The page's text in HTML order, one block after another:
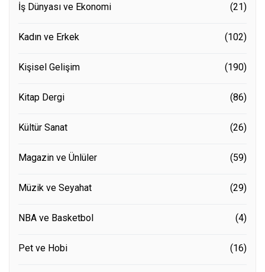
İş Dünyası ve Ekonomi (21)
Kadın ve Erkek (102)
Kişisel Gelişim (190)
Kitap Dergi (86)
Kültür Sanat (26)
Magazin ve Ünlüler (59)
Müzik ve Seyahat (29)
NBA ve Basketbol (4)
Pet ve Hobi (16)